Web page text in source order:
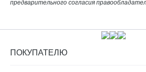
предварительного согласия
ПОКУПАТЕЛЮ